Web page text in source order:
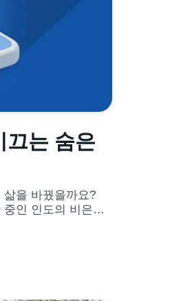
끄는 숨은
삶을 바꿨을까요?
인 인도의 비은행